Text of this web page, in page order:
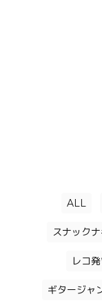
ALL
スナック
レコ
ギタージャ